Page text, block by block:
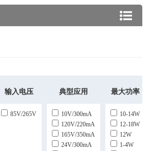
输入电压 典型应用 最大功率
85V/265V
10V/300mA
120V/220mA
165V/350mA
24V/300mA
10-14W
12-18W
12W
1-4W